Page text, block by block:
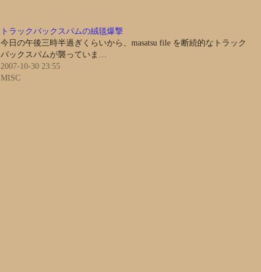
トラックバックスパムの絨毯爆撃
今日の午後三時半過ぎくらいから、masatsu file を断続的なトラック
バックスパムが襲っていま…
2007-10-30 23:55
MISC